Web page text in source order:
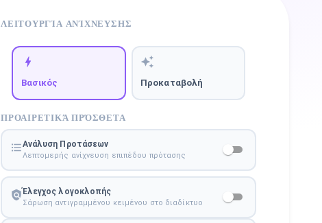
ΛΕΙΤΟΥΡΓΊΑ ΑΝΊΧΝΕΥΣΗΣ
Βασικός Προκαταβολή
ΠΡΟΑΙΡΕΤΙΚΆ ΠΡΌΣΘΕΤΑ
Ανάλυση Προτάσεων
Λεπτομερής ανίχνευση επιπέδου πρότασης
Έλεγχος λογοκλοπής
Σάρωση αντιγραμμένου κειμένου στο διαδίκτυο